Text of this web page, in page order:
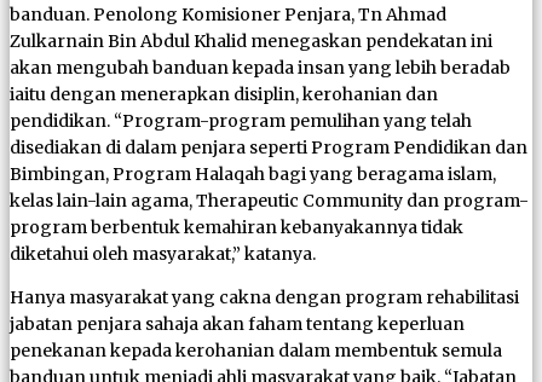
banduan. Penolong Komisioner Penjara, Tn Ahmad
Zulkarnain Bin Abdul Khalid menegaskan pendekatan ini
akan mengubah banduan kepada insan yang lebih beradab
iaitu dengan menerapkan disiplin, kerohanian dan
pendidikan. “Program-program pemulihan yang telah
disediakan di dalam penjara seperti Program Pendidikan dan
Bimbingan, Program Halaqah bagi yang beragama islam,
kelas lain-lain agama, Therapeutic Community dan program-
program berbentuk kemahiran kebanyakannya tidak
diketahui oleh masyarakat,” katanya.
Hanya masyarakat yang cakna dengan program rehabilitasi
jabatan penjara sahaja akan faham tentang keperluan
penekanan kepada kerohanian dalam membentuk semula
banduan untuk menjadi ahli masyarakat yang baik. “Jabatan